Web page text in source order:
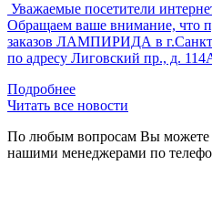
Уважаемые посетители
Обращаем ваше внимание, что
заказов ЛАМПИРИДА в
по адресу Лиговский пр., д.
Читать все новости
По любым вопросам Вы можете
нашими менеджерами по